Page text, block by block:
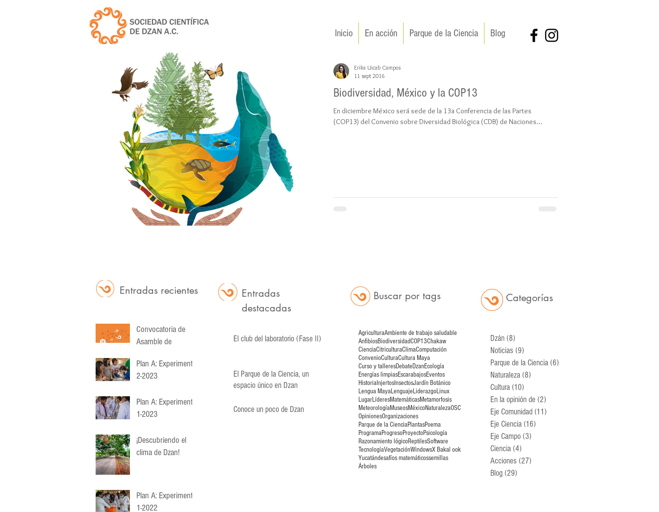
Inicio En acción Parque de la Ciencia Blog
Biodiversidad, México y la COP13
En diciembre México será sede de la 13a Conferencia de las Partes
(COP13) del Convenio sobre Diversidad Biológica (CDB) de Naciones...
Erika Uicab Campos
11 sept 2016
Entradas recientes
Convocatoria de
Asamble de
Plan A: Experimenta
2-2023
Plan A: Experimenta
1-2023
¡Descubriendo el
clima de Dzan!
Plan A: Experimenta
1-2022
Entradas
destacadas
El club del laboratorio (Fase II)
El Parque de la Ciencia, un
espacio único en Dzan
Conoce un poco de Dzan
Buscar por tags
AgriculturaAmbiente de trabajo saludable
AnfibiosBiodiversidadCOP13Chakaw
CienciaCitriculturaClimaComputación
ConvenioCulturaCultura Maya
Curso y talleresDebateDzanEcología
Energías limpiasEscarabajosEventos
HistoriaInjertosInsectosJardín Botánico
Lengua MayaLenguajeLiderazgoLinux
LugarLíderesMatemáticasMetamorfosis
MeteorologíaMuseosMéxicoNaturalezaOSC
OpinionesOrganizaciones
Parque de la CienciaPlantasPoema
ProgramaProgresoProyectoPsicología
Razonamiento lógicoReptilesSoftware
TecnologíaVegetaciónWindowsX Bakal ook
Yucatándesafíos matemáticossemillas
Árboles
Categorías
Dzán (8)
Noticias (9)
Parque de la Ciencia (6)
Naturaleza (8)
Cultura (10)
En la opinión de (2)
Eje Comunidad (11)
Eje Ciencia (16)
Eje Campo (3)
Ciencia (4)
Acciones (27)
Blog (29)